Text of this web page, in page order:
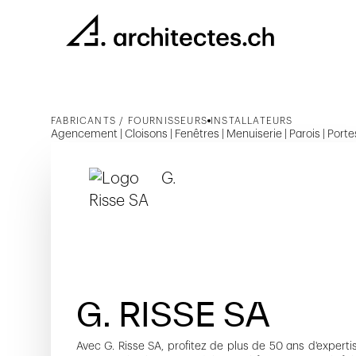
FABRICANTS / FOURNISSEURS INSTALLATEURS
Agencement | Cloisons | Fenêtres | Menuiserie | Parois |
G. RISSE SA
Avec G. Risse SA, profitez de plus de 50 ans